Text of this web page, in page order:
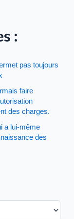
:
pas toujours
faire
des charges.
a lui-même
des